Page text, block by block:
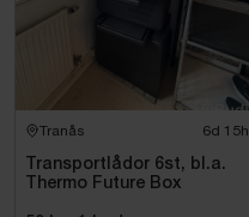
Tranås 6d 15h
Transportlådor 6st, bl.a.
Thermo Future Box